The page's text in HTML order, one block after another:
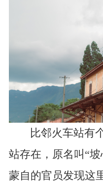
比邻火车站有
站存在，原名叫“
蒙自的官员发现这